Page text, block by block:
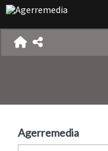
Agerremedia